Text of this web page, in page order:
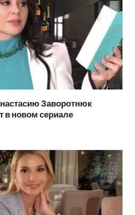
Заворотнюк
в новом сериале